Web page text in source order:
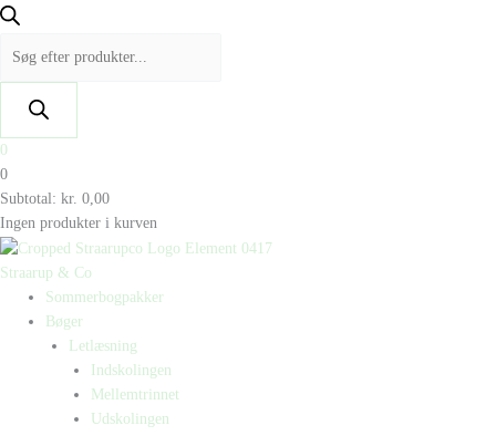
0
0
Subtotal: kr. 0,00
Ingen produkter i kurven
Straarup & Co
Sommerbogpakker
Bøger
Letlæsning
Indskolingen
Mellemtrinnet
Udskolingen